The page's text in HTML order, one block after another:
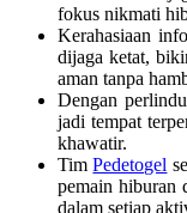
fokus nikmati
Kerahasiaan
dijaga ketat,
aman tanpa
Dengan
jadi tempat
khawatir.
TimPedetogel
pemain hiburan
dalam setiap